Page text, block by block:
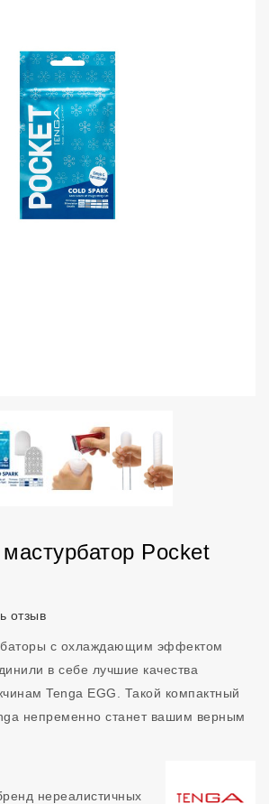
Pocket
отзыв
c охлаждающим эффектом
в себе лучшие качества
Tenga EGG. Такой компактный
непременно станет вашим верным
нереалистичных